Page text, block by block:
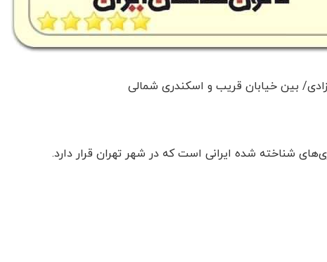
بین خیابان قریب و اسکندری شمالی
شناخته شده ایرانی است که در شهر تهران قرار دارد.